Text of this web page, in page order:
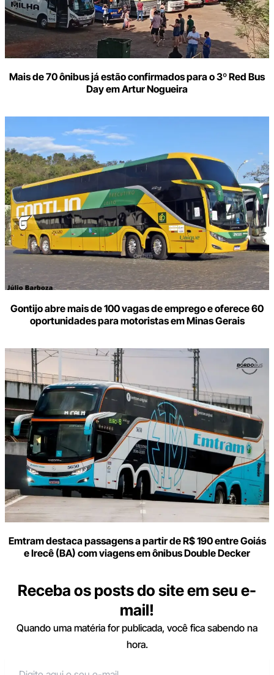
Mais de 70 ônibus já estão confirmados para o 3º Red Bus
Day em Artur Nogueira
Gontijo abre mais de 100 vagas de emprego e oferece 60
oportunidades para motoristas em Minas Gerais
Emtram destaca passagens a partir de R$ 190 entre Goiás
e Irecê (BA) com viagens em ônibus Double Decker
Receba os posts do site em seu e-
mail!
Quando uma matéria for publicada, você fica sabendo na
hora.